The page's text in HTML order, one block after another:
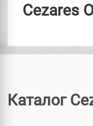
Cezares
Каталог